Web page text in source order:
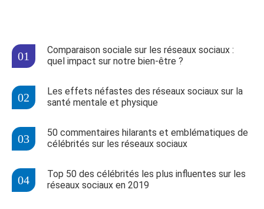
Comparaison sociale sur les réseaux sociaux :
quel impact sur notre bien-être ?
Les effets néfastes des réseaux sociaux sur la
santé mentale et physique
50 commentaires hilarants et emblématiques de
célébrités sur les réseaux sociaux
Top 50 des célébrités les plus influentes sur les
réseaux sociaux en 2019